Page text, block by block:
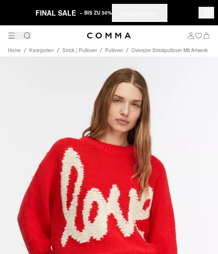
FINAL SALE – BIS ZU 50%
Home Kategorien Strick | Pullover Pullover Oversize-Strickpullover Mit Artwork